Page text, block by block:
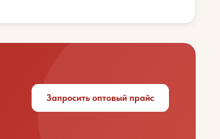
Запросить оптовый прайс